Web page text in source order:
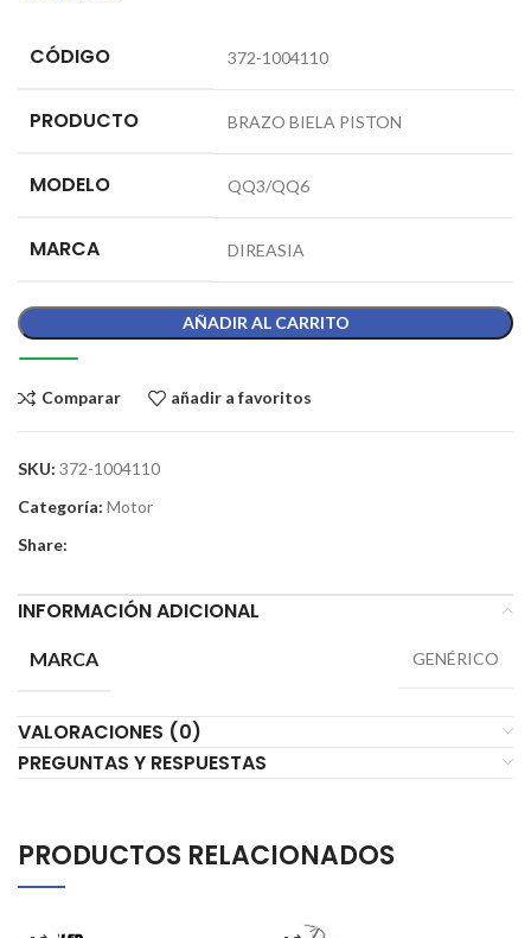
CÓDIGO 372-1004110
PRODUCTO BRAZO BIELA PISTON
MODELO QQ3/QQ6
MARCA DIREASIA
AÑADIR AL CARRITO
Comparar añadir a favoritos
SKU: 372-1004110
Categoría: Motor
Share:
INFORMACIÓN ADICIONAL
MARCA GENÉRICO
VALORACIONES (0)
PREGUNTAS Y RESPUESTAS
PRODUCTOS RELACIONADOS